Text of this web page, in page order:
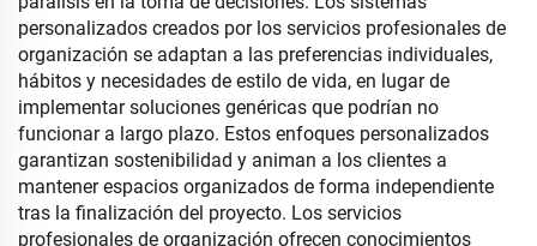
personalizados creados por los servicios profesionales de
organización se adaptan a las preferencias individuales,
hábitos y necesidades de estilo de vida, en lugar de
implementar soluciones genéricas que podrían no
funcionar a largo plazo. Estos enfoques personalizados
garantizan sostenibilidad y animan a los clientes a
mantener espacios organizados de forma independiente
tras la finalización del proyecto. Los servicios
profesionales de organización ofrecen conocimientos